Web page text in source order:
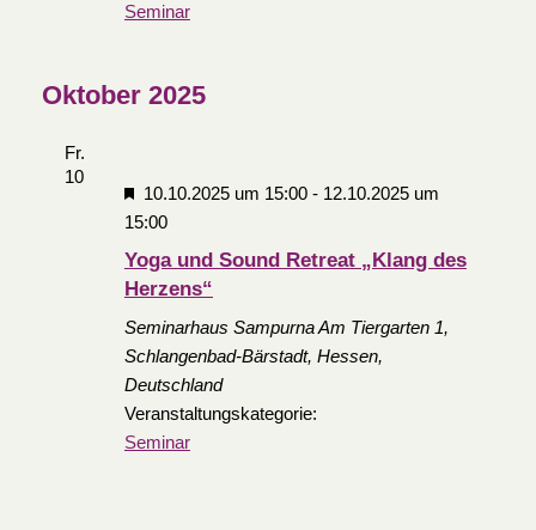
Seminar
Oktober 2025
Fr.
10
Empfohlen
10.10.2025 um 15:00- 12.10.2025 um
15:00
Yoga und Sound Retreat „Klang des
Herzens“
Seminarhaus SampurnaAm Tiergarten 1,
Schlangenbad-Bärstadt, Hessen,
Deutschland
Veranstaltungskategorie:
Seminar